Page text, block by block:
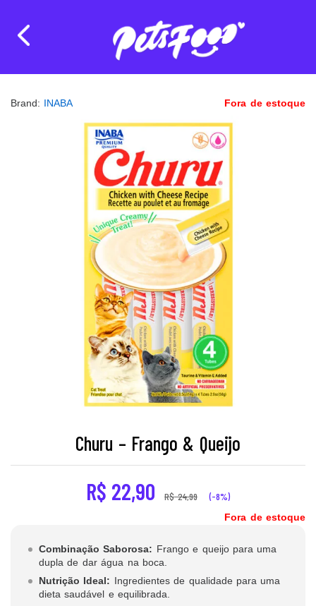
Brand: INABA Fora de estoque
Churu – Frango & Queijo
R$ 22,90 R$24,99 (-8%)
Fora de estoque
Combinação Saborosa: Frango e queijo para uma
dupla de dar água na boca.
Nutrição Ideal: Ingredientes de qualidade para uma
dieta saudável e equilibrada.